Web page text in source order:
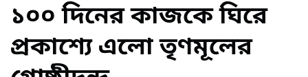
১০০ দিনের কাজকে ঘিরে
প্রকাশ্যে এলো তৃণমূলের